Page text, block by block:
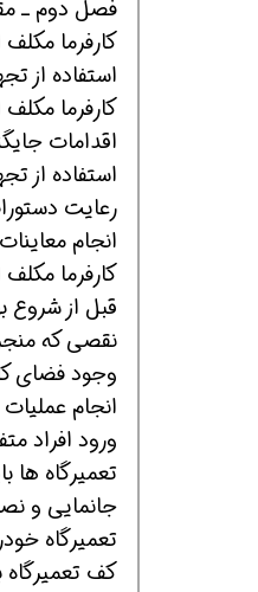
فصل دوم ـ
کارفرما
استفاده از
کارفرما
اقدامات
استفاده از
رعایت
انجام
کارفرما
قبل از
نقصی که
وجود فضای
انجام
ورود افراد
تعمیرگاه ها
جانمایی و
تعمیرگاه
کف